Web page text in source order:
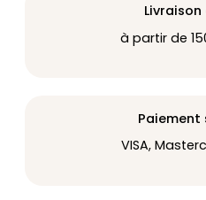
à partir de
Paiement
VISA,